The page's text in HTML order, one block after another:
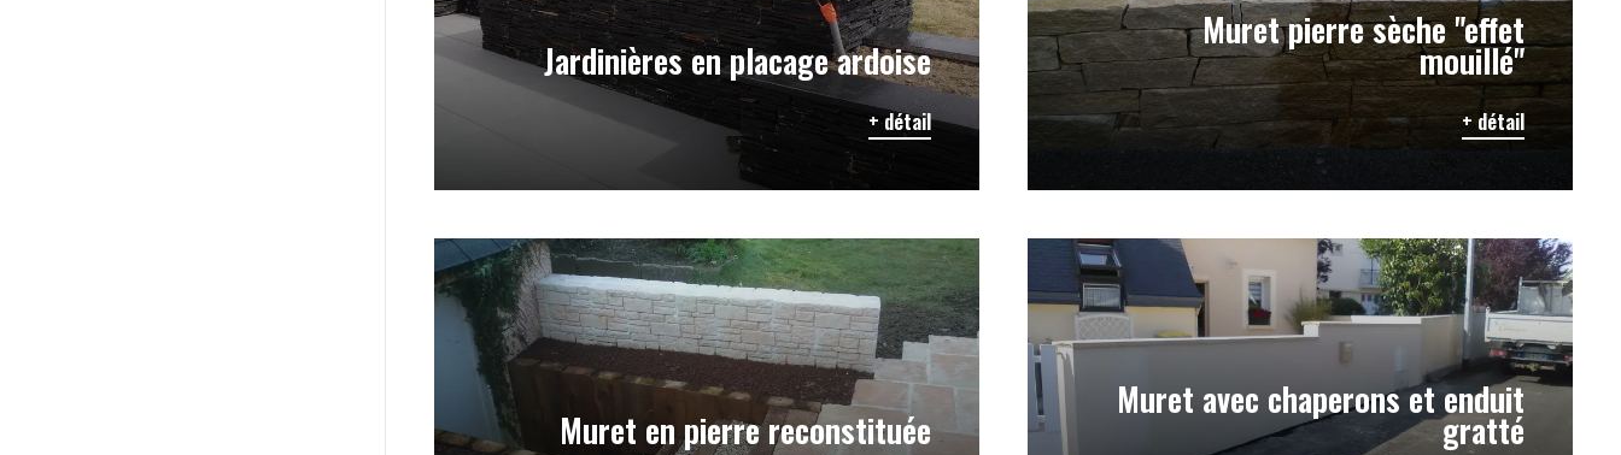
Jardinières en placage ardoise
+ détail
Muret pierre sèche "effet
mouillé"
+ détail
Muret en pierre reconstituée
Muret avec chaperons et enduit
gratté